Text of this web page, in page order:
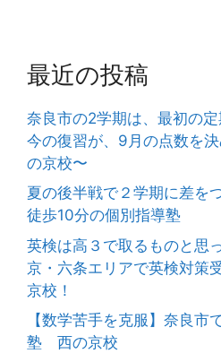
最近の投稿
奈良市の2学期は、最初の定
今の復習が、9月の点数を
の京校〜
夏の後半戦で２学期に差を
徒歩10分の個別指導塾
英検は高３で取るものと思
京・六条エリアで英検対策
京校！
【数学苦手を克服】奈良市
塾 西の京校